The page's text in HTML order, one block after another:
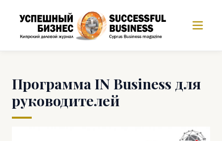
Программа IN Business для
руководителей